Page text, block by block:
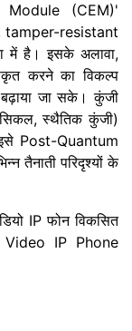
Module (CEM)'
tamper-resistant
में है। इसके अलावा,
करने का विकल्प
बढ़ाया जा सके। कुंजी
स्थैतिक कुंजी)
इसे Post-Quantum
तैनाती परिदृश्यों के
IP फोन विकसित
Video IP Phone